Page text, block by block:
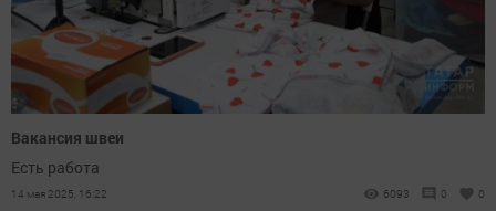
Вакансия швеи
Есть работа
14 мая 2025, 16:22 6093 0 0